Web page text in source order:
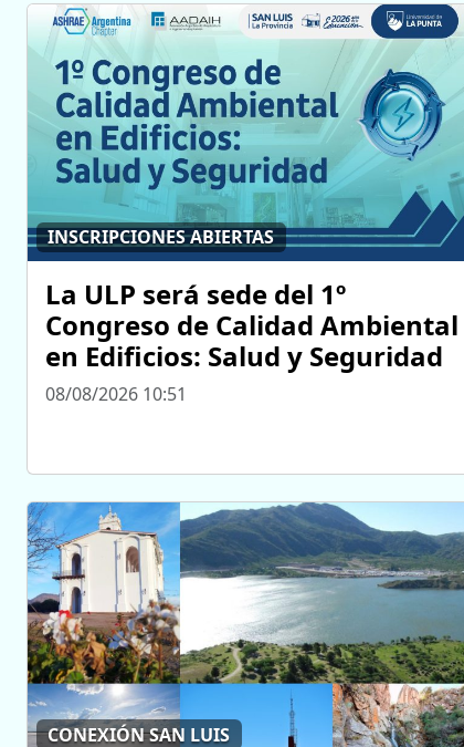
INSCRIPCIONES ABIERTAS
La ULP será sede del 1º
Congreso de Calidad Ambiental
en Edificios: Salud y Seguridad
08/08/2026 10:51
CONEXIÓN SAN LUIS